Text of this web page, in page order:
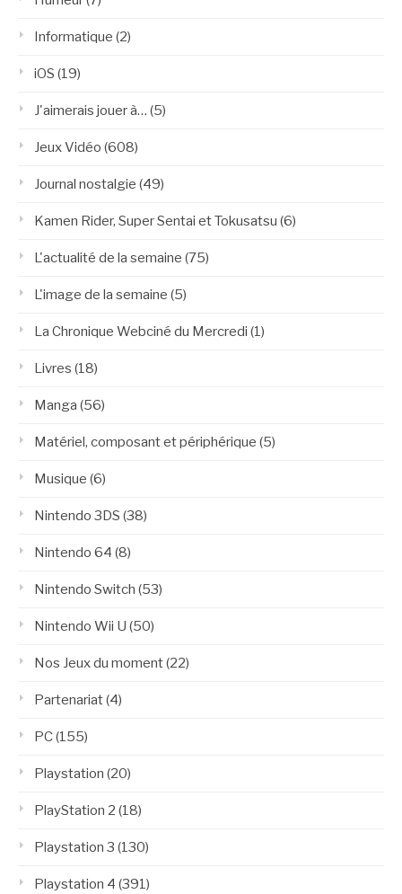
Informatique (2)
iOS (19)
J'aimerais jouer à… (5)
Jeux Vidéo (608)
Journal nostalgie (49)
Kamen Rider, Super Sentai et Tokusatsu (6)
L'actualité de la semaine (75)
L'image de la semaine (5)
La Chronique Webciné du Mercredi (1)
Livres (18)
Manga (56)
Matériel, composant et périphérique (5)
Musique (6)
Nintendo 3DS (38)
Nintendo 64 (8)
Nintendo Switch (53)
Nintendo Wii U (50)
Nos Jeux du moment(22)
Partenariat(4)
PC(155)
Playstation (20)
PlayStation 2 (18)
Playstation 3 (130)
Playstation 4 (391)